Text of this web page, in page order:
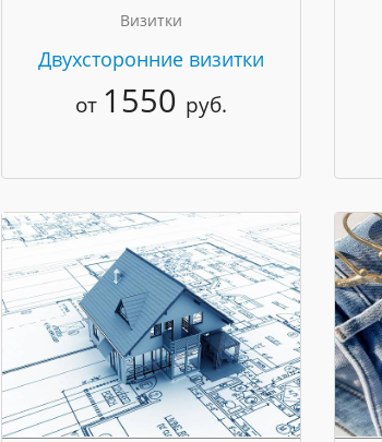
Визитки
Двухсторонние визитки
от 1550 руб.